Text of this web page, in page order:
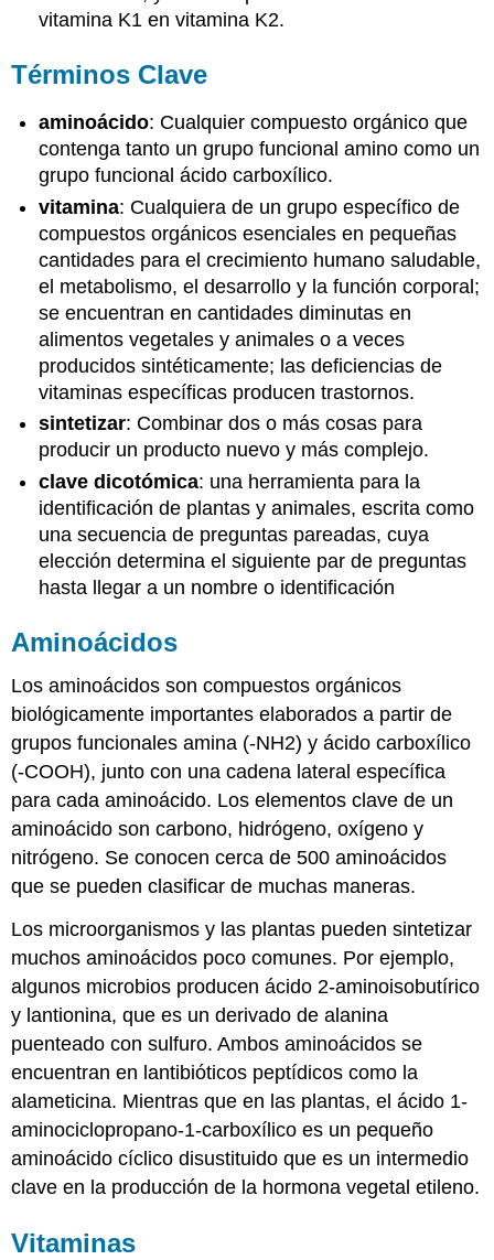
vitamina K1 en vitamina K2.
Términos Clave
aminoácido: Cualquier compuesto orgánico que
contenga tanto un grupo funcional amino como un
grupo funcional ácido carboxílico.
vitamina: Cualquiera de un grupo específico de
compuestos orgánicos esenciales en pequeñas
cantidades para el crecimiento humano saludable,
el metabolismo, el desarrollo y la función corporal;
se encuentran en cantidades diminutas en
alimentos vegetales y animales o a veces
producidos sintéticamente; las deficiencias de
vitaminas específicas producen trastornos.
sintetizar: Combinar dos o más cosas para
producir un producto nuevo y más complejo.
clave dicotómica: una herramienta para la
identificación de plantas y animales, escrita como
una secuencia de preguntas pareadas, cuya
elección determina el siguiente par de preguntas
hasta llegar a un nombre o identificación
Aminoácidos
Los aminoácidos son compuestos orgánicos
biológicamente importantes elaborados a partir de
grupos funcionales amina (-NH2) y ácido carboxílico
(-COOH), junto con una cadena lateral específica
para cada aminoácido. Los elementos clave de un
aminoácido son carbono, hidrógeno, oxígeno y
nitrógeno. Se conocen cerca de 500 aminoácidos
que se pueden clasificar de muchas maneras.
Los microorganismos y las plantas pueden sintetizar
muchos aminoácidos poco comunes. Por ejemplo,
algunos microbios producen ácido 2-aminoisobutírico
y lantionina, que es un derivado de alanina
puenteado con sulfuro. Ambos aminoácidos se
encuentran en lantibióticos peptídicos como la
alameticina. Mientras que en las plantas, el ácido 1-
aminociclopropano-1-carboxílico es un pequeño
aminoácido cíclico disustituido que es un intermedio
clave en la producción de la hormona vegetal etileno.
Vitaminas